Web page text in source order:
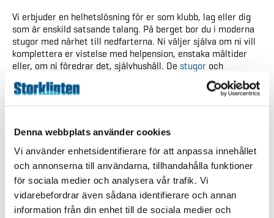
Denna webbplats använder cookies
Vi använder enhetsidentifierare för att anpassa innehållet
och annonserna till användarna, tillhandahålla funktioner
för sociala medier och analysera vår trafik. Vi
vidarebefordrar även sådana identifierare och annan
information från din enhet till de sociala medier och
Vi erbjuder en helhetslösning för er som klubb, lag eller dig
som är enskild satsande talang. På berget bor du i moderna
stugor med närhet till nedfarterna. Ni väljer själva om ni vill
komplettera er vistelse med helpension, enstaka måltider
eller, om ni föredrar det, självhushåll. De stugor och
lägenheter som finns tillgängliga på berget erbjuder stor
variation vad gäller storlek, standard och faciliteter. För att
telefon ej online.
för intresseanmälan och vid funderingar
Storklinten i ett hållbart samarbete medSvenska
skidförbundet: